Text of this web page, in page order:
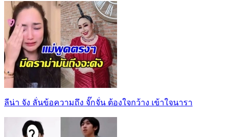
ลีน่า จัง ลั่นข้อความถึง จั๊กจั่น ต้องใจกว้าง เข้าใจนารา